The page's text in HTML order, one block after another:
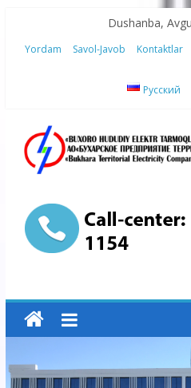
content
Dushanba,
Yordam Savol-Javob Kontaktlar
Русский
“Buxoro
hududiy
elektr